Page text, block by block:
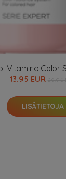
Vitamino Color
13.95 EUR
LISÄTIETOJA